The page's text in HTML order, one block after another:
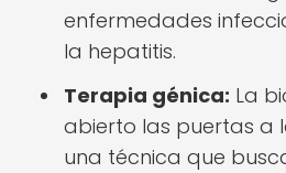
enfermedades
la hepatitis.
Terapia génica: La
abierto las puertas a
una técnica que